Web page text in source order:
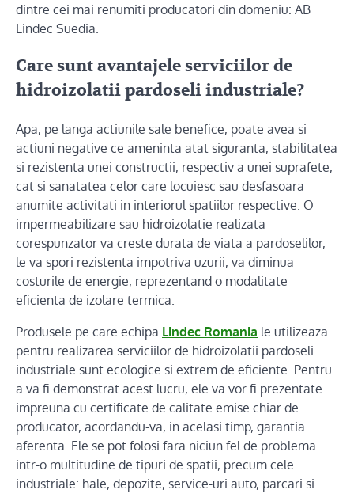
dintre cei mai renumiti producatori din domeniu: AB
Lindec Suedia.
Care sunt avantajele serviciilor de
hidroizolatii pardoseli industriale?
Apa, pe langa actiunile sale benefice, poate avea si
actiuni negative ce ameninta atat siguranta, stabilitatea
si rezistenta unei constructii, respectiv a unei suprafete,
cat si sanatatea celor care locuiesc sau desfasoara
anumite activitati in interiorul spatiilor respective. O
impermeabilizare sau hidroizolatie realizata
corespunzator va creste durata de viata a pardoselilor,
le va spori rezistenta impotriva uzurii, va diminua
costurile de energie, reprezentand o modalitate
eficienta de izolare termica.
Produsele pe care echipa Lindec Romania le utilizeaza
pentru realizarea serviciilor de hidroizolatii pardoseli
industriale sunt ecologice si extrem de eficiente. Pentru
a va fi demonstrat acest lucru, ele va vor fi prezentate
impreuna cu certificate de calitate emise chiar de
producator, acordandu-va, in acelasi timp, garantia
aferenta. Ele se pot folosi fara niciun fel de problema
intr-o multitudine de tipuri de spatii, precum cele
industriale: hale, depozite, service-uri auto, parcari si